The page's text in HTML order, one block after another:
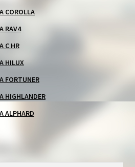
COROLLA
RAV4
C HR
HILUX